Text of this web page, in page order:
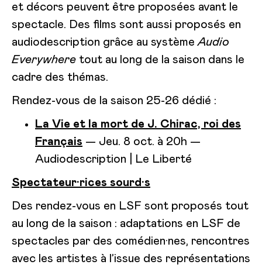
et décors peuvent être proposées avant le
spectacle. Des films sont aussi proposés en
audiodescription grâce au systèmeAudio
Everywhere tout au long de la saison dans le
cadre des thémas.
Rendez-vous de la saison 25-26 dédié :
La Vie et la mort de J. Chirac, roi des
Français — Jeu. 8 oct. à 20h —
Audiodescription | Le Liberté
Spectateur·rices sourd·s
Des rendez-vous en LSF sont proposés tout
au long de la saison : adaptations en LSF de
spectacles par des comédien·nes, rencontres
avec les artistes à l’issue des représentations